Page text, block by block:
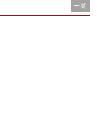
一覧